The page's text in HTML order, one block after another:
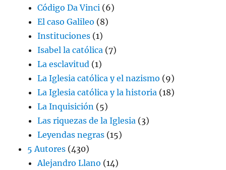
Código Da Vinci (6)
El caso Galileo (8)
Instituciones (1)
Isabel la católica (7)
La esclavitud (1)
La Iglesia católica y el nazismo (9)
La Iglesia católica y la historia (18)
La Inquisición (5)
Las riquezas de la Iglesia (3)
Leyendas negras (15)
5 Autores (430)
Alejandro Llano (14)